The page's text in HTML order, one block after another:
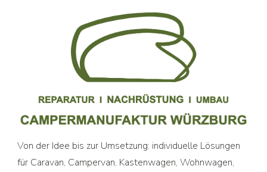
Von der Idee bis zur Umsetzung: individuelle Lösungen
für Caravan, Campervan, Kastenwagen, Wohnwagen,